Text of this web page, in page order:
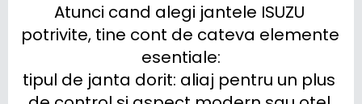
Atunci cand alegi jantele ISUZU
potrivite, tine cont de cateva elemente
esentiale:
tipul de janta dorit: aliaj pentru un plus